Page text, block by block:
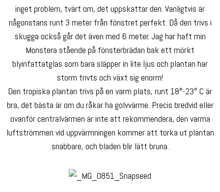
inget problem, tvärt om, det uppskattar den. Vanligtvis är
någonstans runt 3 meter från fönstret perfekt. Då den trivs i
skugga också går det även med 6 meter. Jag har haft min
Monstera stående på fönsterbrädan bak ett mörkt
blyinfattatglas som bara släpper in lite ljus och plantan har
storm trivts och växt sig enorm!
Den tropiska plantan trivs på en varm plats, runt 18°-23° C är
bra, det bästa är om du råkar ha golvvärme. Precis bredvid eller
ovanför centralvärmen är inte att rekommendera, den varma
luftströmmen vid uppvärmningen kommer att torka ut plantan
snabbare, och bladen blir lätt bruna.